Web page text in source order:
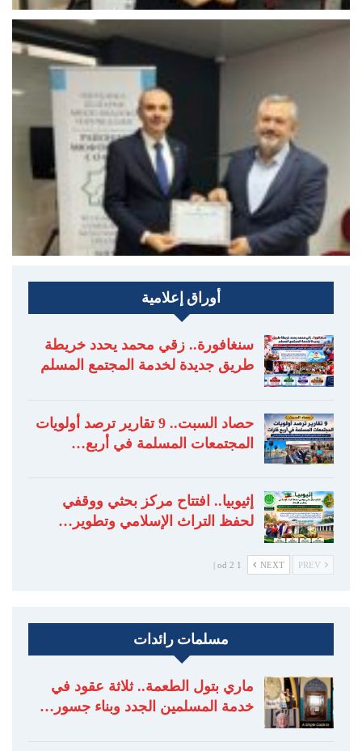
أوراق إعلامية
سنغافورة.. زقي محمد يحدد خريطة
طريق جديدة لخدمة المجتمع المسلم
حصاد السبت.. 9 تقارير ترصد أولويات
المجتمعات المسلمة في أربع…
إثيوبيا.. افتتاح مركز بحثي ووقفي
لحفظ التراث الإسلامي وتطوير…
NEXT
1 od 2 |
مسلمات رائدات
ماري بتول الطعمة.. ثلاثة عقود في
خدمة المسلمين الجدد وبناء جسور…